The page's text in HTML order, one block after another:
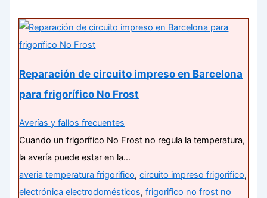
Reparación de circuito impreso en Barcelona
para frigorífico No Frost
Averías y fallos frecuentes
Cuando un frigorífico No Frost no regula la temperatura,
la avería puede estar en la…
averia temperatura frigorifico,circuito impreso frigorifico,
electrónica electrodomésticos,frigorifico no frost no